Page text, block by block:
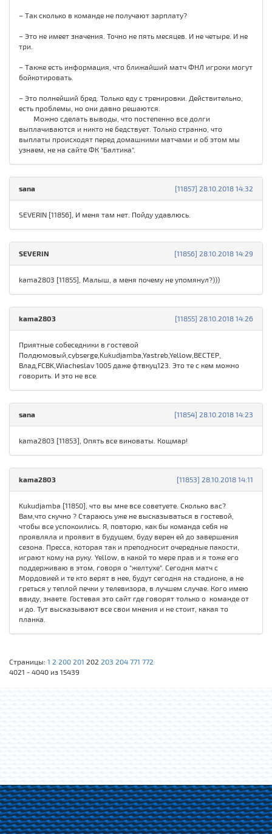
– Так сколько в команде не получают зарплату?
– Это не имеет значения. Точно не пять месяцев. И не четыре. И не
три.
– Также есть информация, что ближайший матч ФНЛ игроки могут
бойкотировать.
– Это полнейший бред. Только еду с тренировки. Действительно,
есть проблемы, но они давно решаются.
Можно сделать выводы, что постепенно все долги
выплачиваются и никто не бедствует. Только странно, что
выплаты происходят перед домашними матчами и об этом мы
узнаем, не на сайте ФК "Балтика".
[11857] 28.10.2018 14:32
sana
SЕVERIN [11856], И меня там нет. Пойду удавлюсь.
[11856] 28.10.2018 14:29
SЕVERIN
kama2803 [11855], Малыш, а меня почему не упомянул?)))
[11855] 28.10.2018 14:26
kama2803
Приятные собеседники в гостевой
Полдюмовый,cybserge,Kukudjamba,Yastreb,Yellow,ВЕСТЕР,
Влад,FСBK,Wiacheslav 1005 даже фтвкуц123. Это те с кем можно
говорить. И это не все.
[11854] 28.10.2018 14:23
sana
kama2803 [11853], Опять все виноваты. Кощмар!
[11853] 28.10.2018 14:11
kama2803
Kukudjamba [11850], что вы мне все советуете. Сколько вас?
Вам,что скучно ? Стараюсь уже не высказываться в гостевой,
чтобы все успокоились. Я, повторю, как бы команда себя не
проявляла и проявит в будущем, буду верен ей до завершения
сезона. Пресса, которая так и преподносит очередные пакости,
играют кому на руку. Yellow, в какой то мере прав и я тоже его
поддерживаю в этом, говоря о "желтухе". Сегодня матч с
Мордовией и те кто верят в нее, будут сегодня на стадионе, а не
греться у теплой печки у телевизора, в лучшем случае. Кого имею
ввиду, знаете. Гостевая это сайт где говорят только о команде от
и до. Тут высказывают все свои мнения и не стоит, какая то
планка.
Страницы: 1 2 200 201 202 203 204 771 772
4021 - 4040 из 15439